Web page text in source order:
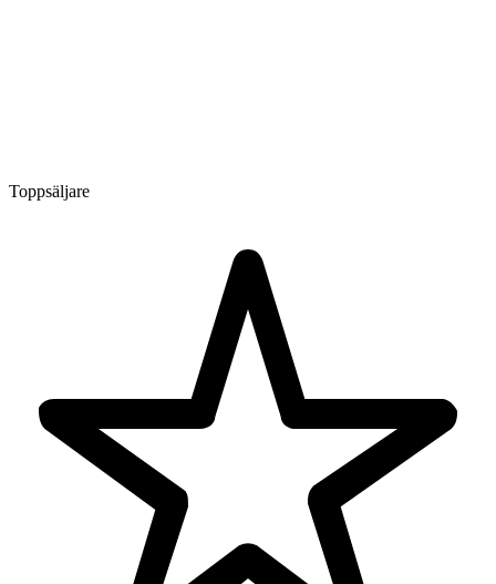
Toppsäljare